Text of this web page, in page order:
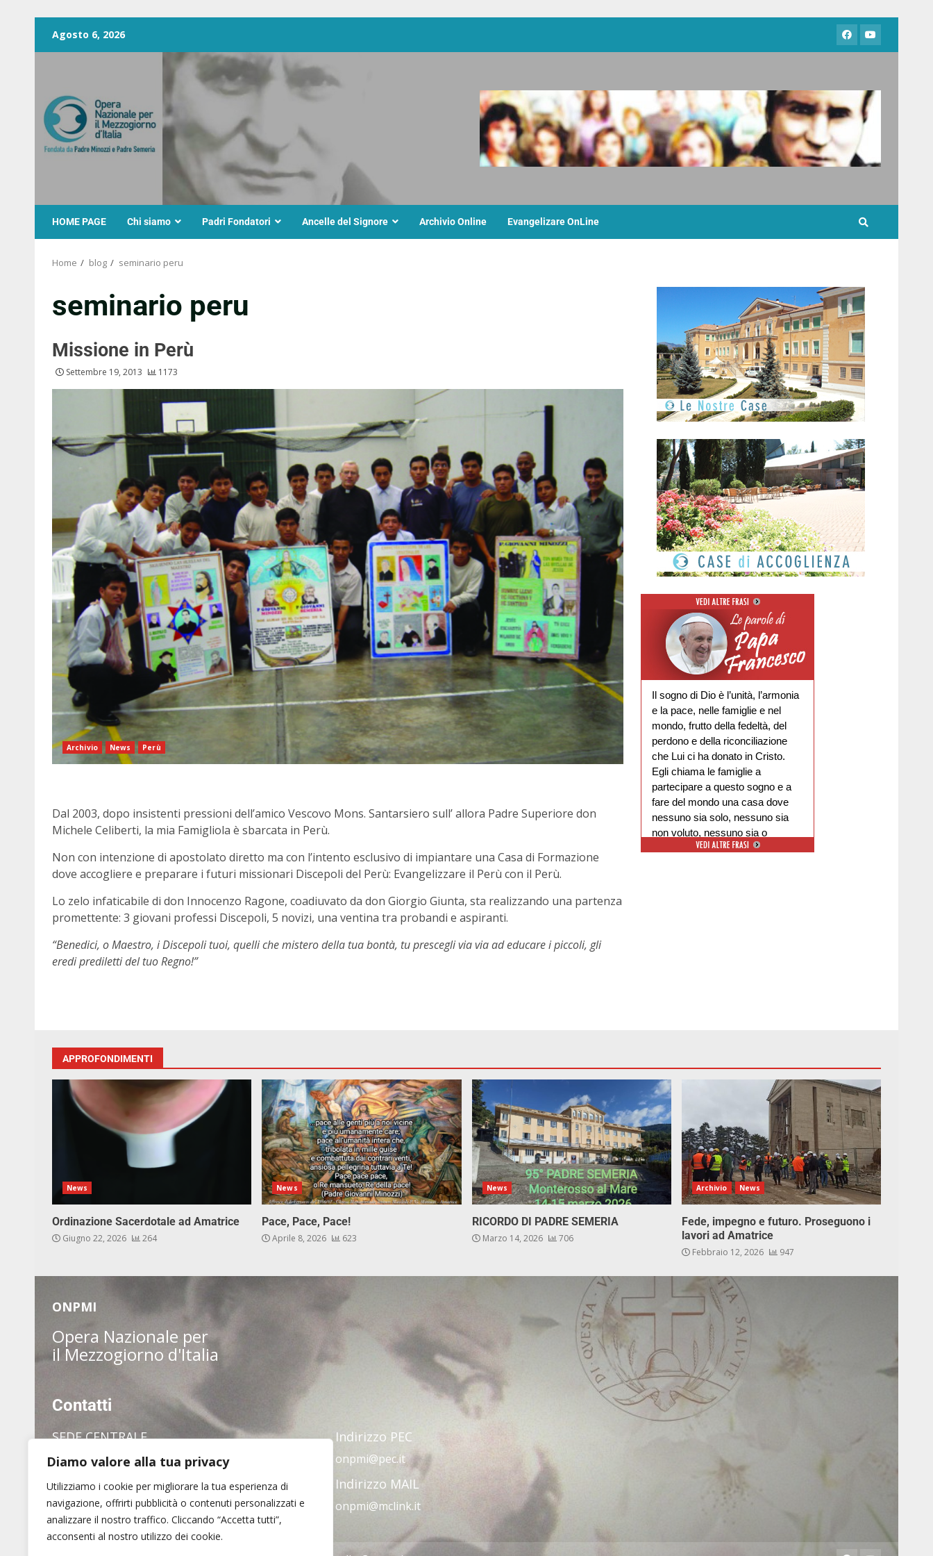
Diamo valore alla tua privacy
Utilizziamo i cookie per migliorare la tua esperienza di
navigazione, offrirti pubblicità o contenuti personalizzati e
analizzare il nostro traffico. Cliccando “Accetta tutti”,
acconsenti al nostro utilizzo dei cookie.
Agosto 6, 2026
HOME PAGE Chi siamo Padri Fondatori Ancelle del Signore Archivio Online Evangelizare OnLine
Home blog seminario peru
seminario peru
Missione in Perù
Settembre 19, 2013 1173
Archivio News Perù
Dal 2003, dopo insistenti pressioni dell’amico Vescovo Mons. Santarsiero sull’ allora Padre Superiore don
Michele Celiberti, la mia Famigliola è sbarcata in Perù.
Non con intenzione di apostolato diretto ma con l’intento esclusivo di impiantare una Casa di Formazione
dove accogliere e preparare i futuri missionari Discepoli del Perù: Evangelizzare il Perù con il Perù.
Lo zelo infaticabile di don Innocenzo Ragone, coadiuvato da don Giorgio Giunta, sta realizzando una partenza
promettente: 3 giovani professi Discepoli, 5 novizi, una ventina tra probandi e aspiranti.
“Benedici, o Maestro, i Discepoli tuoi, quelli che mistero della tua bontà, tu prescegli via via ad educare i piccoli, gli
eredi prediletti del tuo Regno!”
Il sogno di Dio è l’unità, l’armonia
e la pace, nelle famiglie e nel
mondo, frutto della fedeltà, del
perdono e della riconciliazione
che Lui ci ha donato in Cristo.
Egli chiama le famiglie a
partecipare a questo sogno e a
fare del mondo una casa dove
nessuno sia solo, nessuno sia
non voluto, nessuno sia o
APPROFONDIMENTI
News
Ordinazione Sacerdotale ad Amatrice
Giugno 22, 2026 264
News
Pace, Pace, Pace!
Aprile 8, 2026 623
News
RICORDO DI PADRE SEMERIA
Marzo 14, 2026 706
Archivio News
Fede, impegno e futuro. Proseguono i
lavori ad Amatrice
Febbraio 12, 2026 947
ONPMI
Opera Nazionale per
il Mezzogiorno d'Italia
Contatti
SEDE CENTRALE
via dei Pianellari, 7
00186 Roma
Tel. (+39) 06 6880 1409
Indirizzo PEC
onpmi@pec.it
Indirizzo MAIL
onpmi@mclink.it